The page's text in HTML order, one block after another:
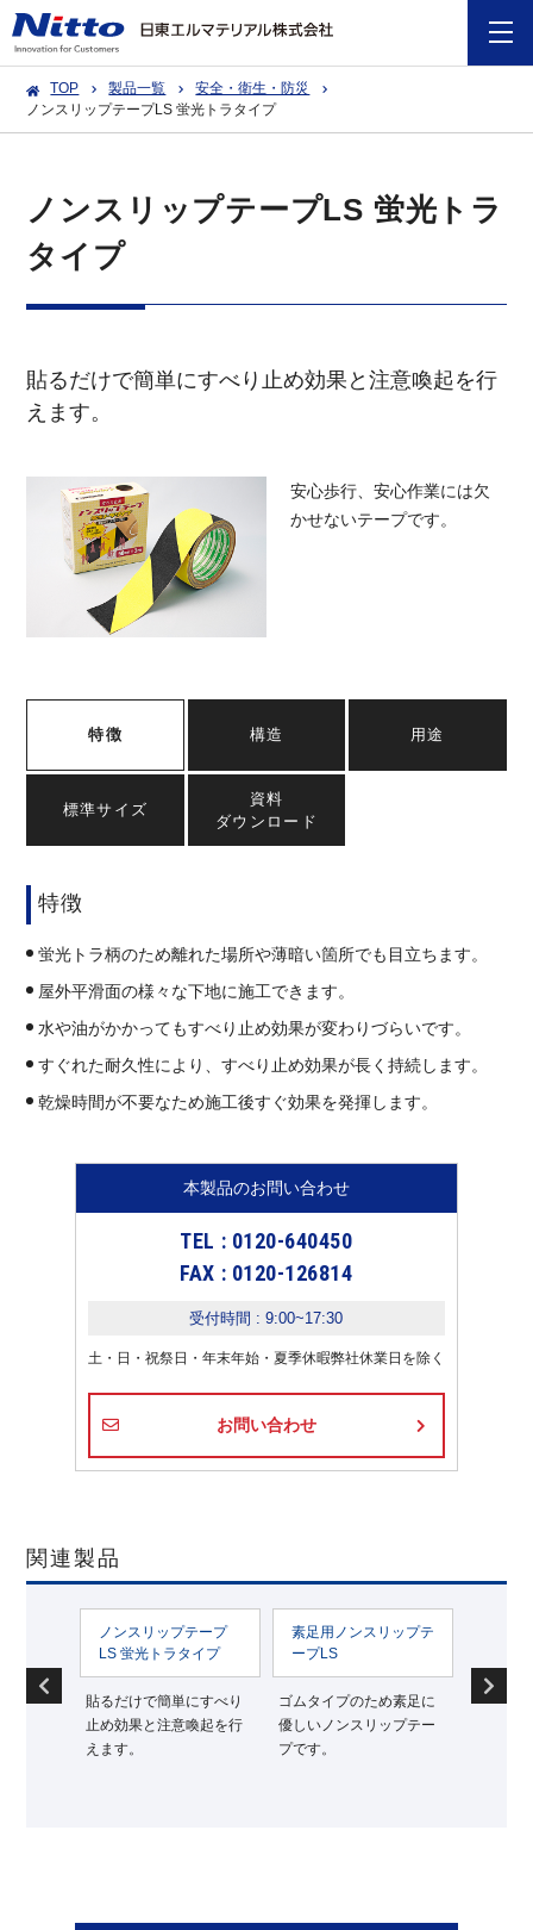
TOP 製品一覧
安全・衛生・防災
ノンスリップテープLS 蛍光トラタイプ
ノンスリップテープLS 蛍光トラ
タイプ
貼るだけで簡単にすべり止め効果と注意喚起を行
えます。
安心歩行、安心作業には欠
かせないテープです。
特徴 構造 用途
標準サイズ
資料
ダウンロード
特徴
蛍光トラ柄のため離れた場所や薄暗い箇所でも目立ちます。
屋外平滑面の様々な下地に施工できます。
水や油がかかってもすべり止め効果が変わりづらいです。
すぐれた耐久性により、すべり止め効果が長く持続します。
乾燥時間が不要なため施工後すぐ効果を発揮します。
本製品のお問い合わせ
TEL : 0120-640450
FAX : 0120-126814
受付時間 : 9:00~17:30
土・日・祝祭日・年末年始・夏季休暇弊社休業日を除く
お問い合わせ
関連製品
ノンスリップテープ
LS 蛍光トラタイプ
貼るだけで簡単にすべり
止め効果と注意喚起を行
えます。
素足用ノンスリップテ
ープLS
ゴムタイプのため素足に
優しいノンスリップテー
プです。
意匠性を損なわ
り止め効果を得